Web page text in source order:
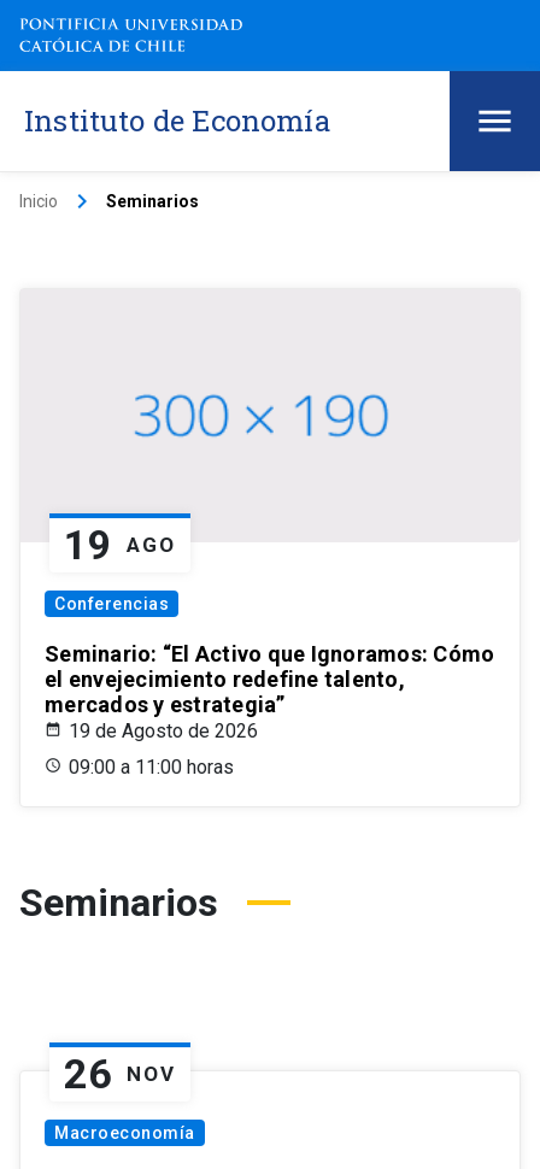
Instituto de Economía
Inicio keyboard_arrow_right Seminarios
19 AGO
Conferencias
Seminario: “El Activo que Ignoramos: Cómo
el envejecimiento redefine talento,
mercados y estrategia”
19 de Agosto de 2026
09:00 a 11:00 horas
Seminarios
26 NOV
Macroeconomía